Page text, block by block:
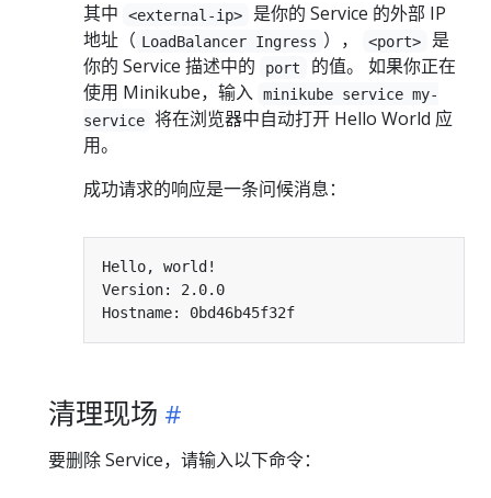
其中 <external-ip>
是你的 Service 的外部 IP
地址（ LoadBalancer Ingress ）， <port>
是
你的 Service 描述中的
port
的值。 如果你正在
使用 Minikube，输入 minikube service my-
service 将在浏览器中自动打开 Hello World 应
用。
成功请求的响应是一条问候消息：
清理现场
要删除 Service，请输入以下命令：